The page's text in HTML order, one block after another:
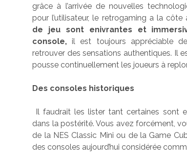
grâce à l’arrivée de nouvelles
pour l’utilisateur, le retrogaming a la
de jeu sont enivrantes et
console, il est toujours appréciable
retrouver des sensations authentiques. Il
pousse continuellement les joueurs à
Des consoles historiques
Il faudrait les lister tant certaines sont
dans la postérité. Vous avez forcément,
de la NES Classic Mini ou de la Game
des consoles aujourd’hui considérée